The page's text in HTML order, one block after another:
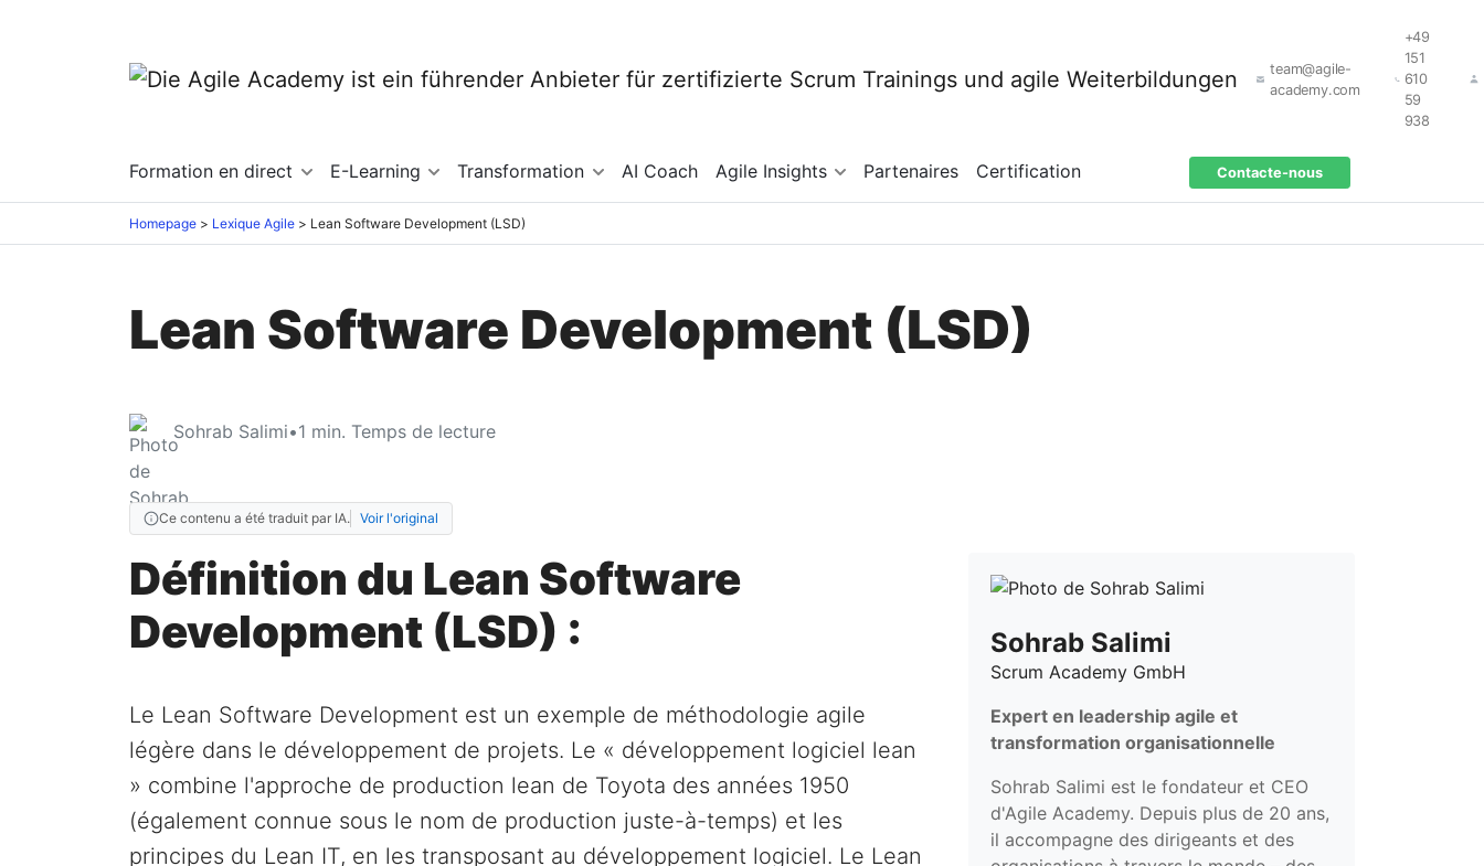
team@agile-
academy.com
+49
151
610
59
938
Formation en direct E-Learning Transformation AI Coach Agile Insights Partenaires Certification Contacte-nous
Homepage Lexique Agile Lean Software Development (LSD)
Lean Software Development (LSD)
Sohrab Salimi•1 min. Temps de lecture
Ce contenu a été traduit par IA. Voir l'original
Définition du Lean Software
Development (LSD) :
Le Lean Software Development est un exemple de méthodologie agile
légère dans le développement de projets. Le « développement logiciel lean
» combine l'approche de production lean de Toyota des années 1950
(également connue sous le nom de production juste-à-temps) et les
principes du Lean IT, en les transposant au développement logiciel. Le Lean
Sohrab Salimi
Scrum Academy GmbH
Expert en leadership agile et
transformation organisationnelle
Sohrab Salimi est le fondateur et CEO
d'Agile Academy. Depuis plus de 20 ans,
il accompagne des dirigeants et des